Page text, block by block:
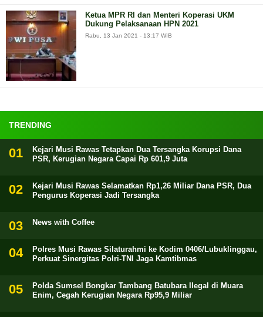
TRENDING
Kejari Musi Rawas Tetapkan Dua Tersangka Korupsi Dana
PSR, Kerugian Negara Capai Rp 601,9 Juta
Kejari Musi Rawas Selamatkan Rp1,26 Miliar Dana PSR, Dua
Pengurus Koperasi Jadi Tersangka
News with Coffee
Polres Musi Rawas Silaturahmi ke Kodim 0406/Lubuklinggau,
Perkuat Sinergitas Polri-TNI Jaga Kamtibmas
Polda Sumsel Bongkar Tambang Batubara Ilegal di Muara
Enim, Cegah Kerugian Negara Rp95,9 Miliar
Ketua MPR RI dan Menteri Koperasi UKM
Dukung Pelaksanaan HPN 2021
Rabu, 13 Jan 2021 - 13:17 WIB